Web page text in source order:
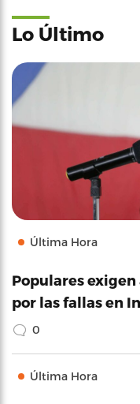
Lo Último
Última Hora
Populares exigen
por las fallas en
0
Última Hora